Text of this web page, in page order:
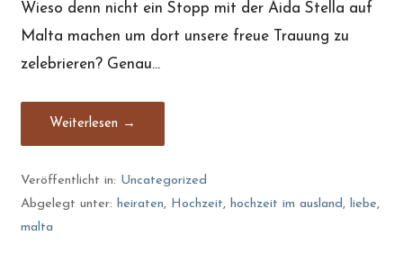
Wieso denn nicht ein Stopp mit der Aida Stella auf
Malta machen um dort unsere freue Trauung zu
zelebrieren? Genau…
Weiterlesen →
Veröffentlicht in: Uncategorized
Abgelegt unter:heiraten, Hochzeit,hochzeit im ausland,liebe,
malta